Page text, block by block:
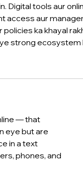
Digital tools aur
access aur
ka khayal
strong ecosystem
— that
eye but are
in a text
phones, and